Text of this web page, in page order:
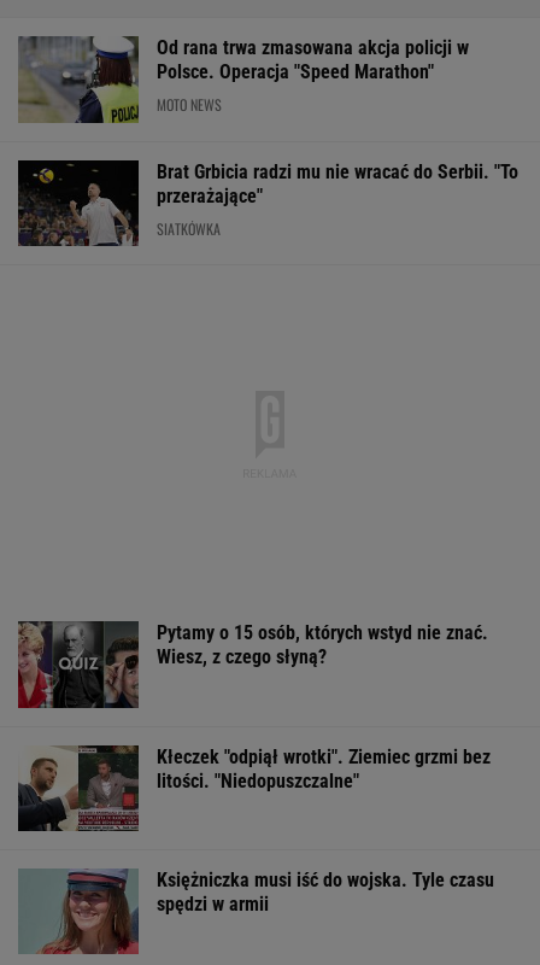
Od rana trwa zmasowana akcja policji w
Polsce. Operacja "Speed Marathon"
MOTO NEWS
Brat Grbicia radzi mu nie wracać do Serbii. "To
przerażające"
SIATKÓWKA
Pytamy o 15 osób, których wstyd nie znać.
Wiesz, z czego słyną?
Kłeczek "odpiął wrotki". Ziemiec grzmi bez
litości. "Niedopuszczalne"
Księżniczka musi iść do wojska. Tyle czasu
spędzi w armii